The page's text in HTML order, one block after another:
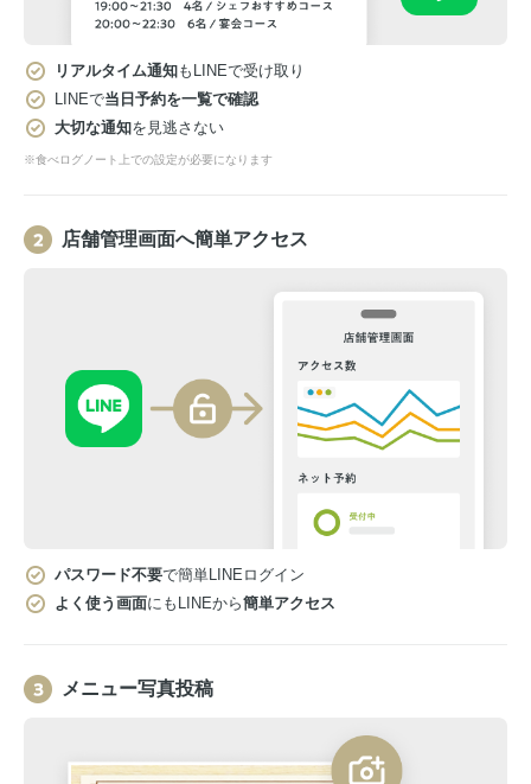
リアルタイム通知もLINEで受け取り
LINEで当日予約を一覧で確認
大切な通知を見逃さない
※食べログノート上での設定が必要になります
店舗管理画面へ簡単アクセス
パスワード不要で簡単LINEログイン
よく使う画面にもLINEから簡単アクセス
メニュー写真投稿